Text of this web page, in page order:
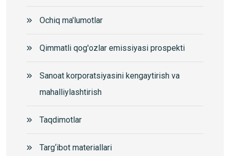
Ochiq ma'lumotlar
Qimmatli qog'ozlar emissiyasi prospekti
Sanoat korporatsiyasini kengaytirish va
mahalliylashtirish
Taqdimotlar
Targ‘ibot materiallari